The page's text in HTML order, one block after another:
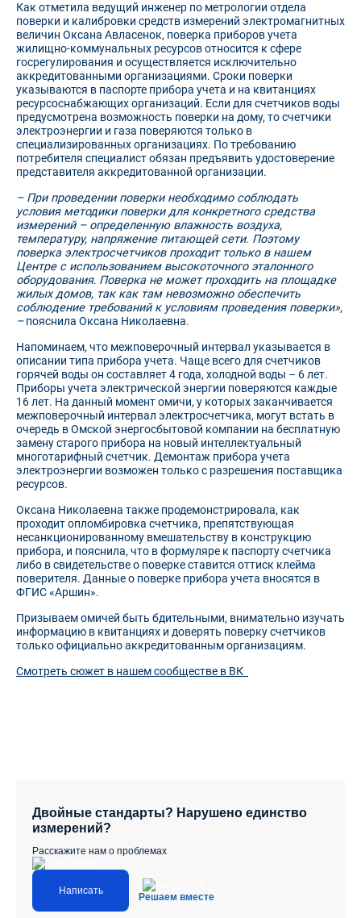
Как отметила ведущий инженер по метрологии отдела
поверки и калибровки средств измерений электромагнитных
величин Оксана Авласенок, поверка приборов учета
жилищно-коммунальных ресурсов относится к сфере
госрегулирования и осуществляется исключительно
аккредитованными организациями. Сроки поверки
указываются в паспорте прибора учета и на квитанциях
ресурсоснабжающих организаций. Если для счетчиков воды
предусмотрена возможность поверки на дому, то счетчики
электроэнергии и газа поверяются только в
специализированных организациях. По требованию
потребителя специалист обязан предъявить удостоверение
представителя аккредитованной организации.
– При проведении поверки необходимо соблюдать
условия методики поверки для конкретного средства
измерений – определенную влажность воздуха,
температуру, напряжение питающей сети. Поэтому
поверка электросчетчиков проходит только в нашем
Центре с использованием высокоточного эталонного
оборудования. Поверка не может проходить на площадке
жилых домов, так как там невозможно обеспечить
соблюдение требований к условиям проведения поверки»,
–пояснила Оксана Николаевна.
Напоминаем, что межповерочный интервал указывается в
описании типа прибора учета. Чаще всего для счетчиков
горячей воды он составляет 4 года, холодной воды – 6 лет.
Приборы учета электрической энергии поверяются каждые
16 лет. На данный момент омичи, у которых заканчивается
межповерочный интервал электросчетчика, могут встать в
очередь в Омской энергосбытовой компании на бесплатную
замену старого прибора на новый интеллектуальный
многотарифный счетчик. Демонтаж прибора учета
электроэнергии возможен только с разрешения поставщика
ресурсов.
Оксана Николаевна также продемонстрировала, как
проходит опломбировка счетчика, препятствующая
несанкционированному вмешательству в конструкцию
прибора, и пояснила, что в формуляре к паспорту счетчика
либо в свидетельстве о поверке ставится оттиск клейма
поверителя. Данные о поверке прибора учета вносятся в
ФГИС «Аршин».
Призываем омичей быть бдительными, внимательно изучать
информацию в квитанциях и доверять поверку счетчиков
только официально аккредитованным организациям.
Смотреть сюжет в нашем сообществе в ВК
Двойные стандарты? Нарушено единство
измерений?
Расскажите нам о проблемах
Написать
Решаем вместе